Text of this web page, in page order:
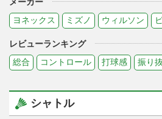
メーカー
ヨネックス
ミズノ ウィルソン
レビューランキング
総合
コントロール 打球感 振り
シャトル